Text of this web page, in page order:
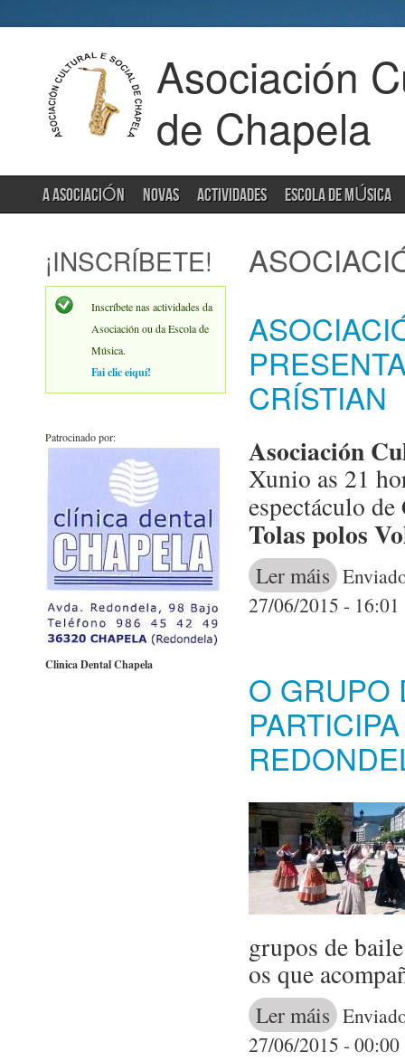
Asociación
de Chapela
A ASOCIACIÓN NOVAS ACTIVIDADES ESCOLA DE MÚSICA
¡INSCRÍBETE!
Inscríbete nas actividades da
Asociación ou da Escola de
Música.
Fai clic eiquí!
Patrocinado por:
Clinica Dental Chapela
CRÍSTIAN
Asociación
Xunio as 21
espectáculo
Tolas polos
Ler máis acerca de
27/06/2015 - 16:01
O GRUPO
grupos de
os que
Ler máis acerca de O
27/06/2015 - 00:00